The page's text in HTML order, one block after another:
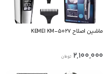
ماشین اصلاح KEMEI KM-5027
2,100,000 تومان